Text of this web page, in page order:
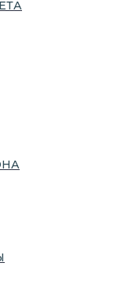
А
А